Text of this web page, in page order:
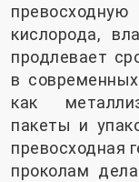
кислорода,
продлевает
в
как
пакеты и
превосходная
проколам